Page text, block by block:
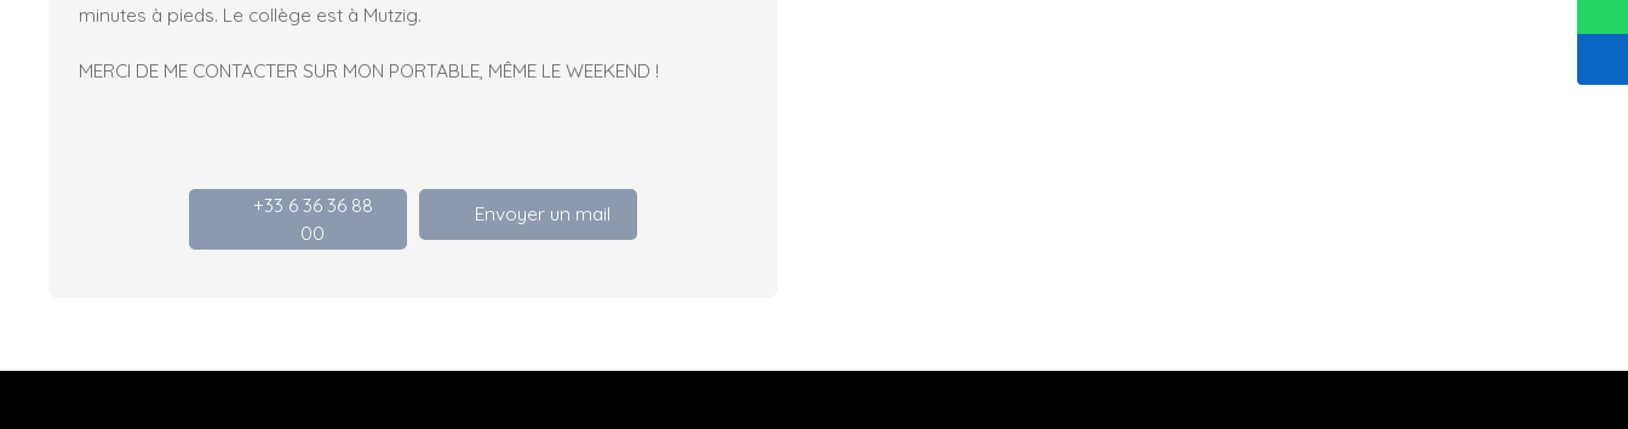
minutes à pieds. Le collège est à Mutzig.
MERCI DE ME CONTACTER SUR MON PORTABLE, MÊME LE WEEKEND !
+33 6 36 36 88
00
Envoyer un mail